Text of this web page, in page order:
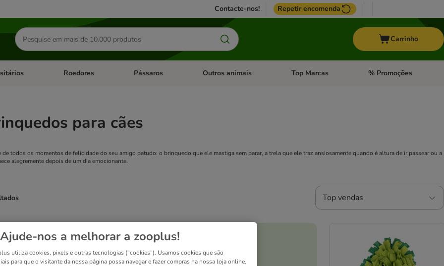
Contacte-nos! Repetir encomenda
Pesquisar
produtos
Carrinho
de categoria: Dieta Vet.Abrir menu de categoria: Antiparasitários
Roedores Abrir menu de categoria: Roedores
Pássaros Abrir menu de categoria: Pássaros
Outros animais Abrir menu de categoria: Outros animais
Top Marcas Abrir menu de categoria:
% Promoções
para cães
de todos os momentos de felicidade do seu amigo patudo: o brinquedo que ele mastiga sem parar, a trela que ele traz ansiosamente quando é altura de ir passear ou a
alegremente depois de um dia emocionante.
Top vendas
been changed
Seleção zooplus
Ajude-nos a melhorar a zooplus!
utiliza cookies, pixels e outras tecnologias ("cookies"). Usamos cookies que são
para que o visitante da nossa página possa navegar e fazer compras na nossa loja online.